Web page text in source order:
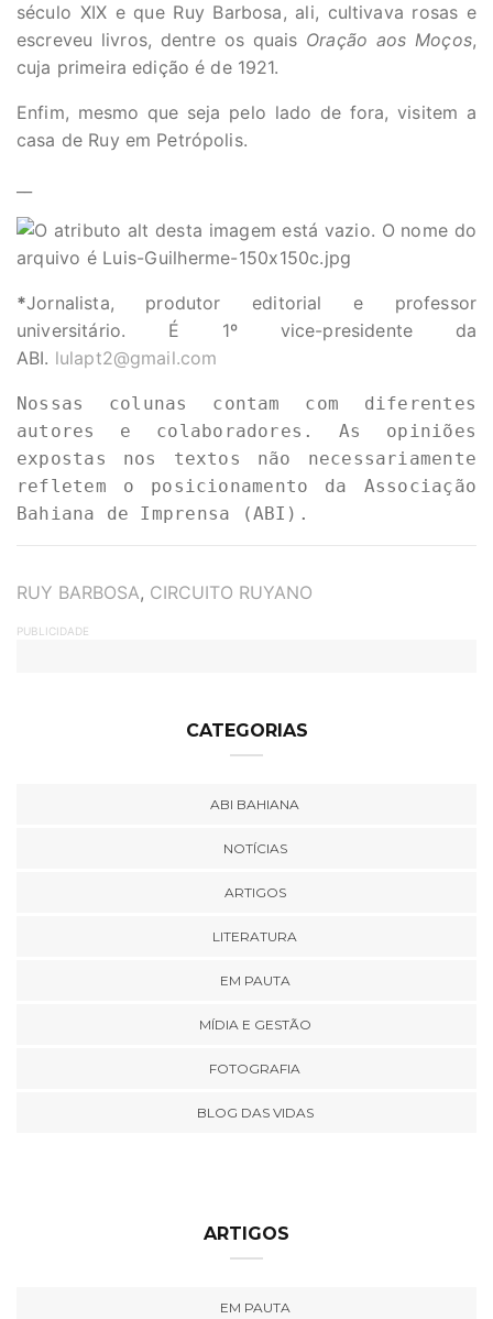
século XIX e que Ruy Barbosa, ali, cultivava rosas e
escreveu livros, dentre os quais Oração aos Moços,
cuja primeira edição é de 1921.
Enfim, mesmo que seja pelo lado de fora, visitem a
casa de Ruy em Petrópolis.
*Jornalista, produtor editorial e professor
universitário. É 1º vice-presidente da
ABI. lulapt2@gmail.com
Nossas colunas contam com diferentes
autores e colaboradores. As opiniões
expostas nos textos não necessariamente
refletem o posicionamento da Associação
Bahiana de Imprensa (ABI).
TAGS
RUY BARBOSA, CIRCUITO RUYANO
PUBLICIDADE
CATEGORIAS
ABI BAHIANA
NOTÍCIAS
ARTIGOS
LITERATURA
EM PAUTA
MÍDIA E GESTÃO
FOTOGRAFIA
BLOG DAS VIDAS
ARTIGOS
EM PAUTA